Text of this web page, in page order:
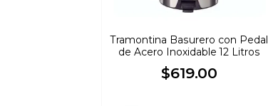
Tramontina Basurero con Pedal
de Acero Inoxidable 12 Litros
$619.00